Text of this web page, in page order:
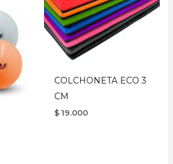
COLCHONETA ECO 3
CM
$ 19.000